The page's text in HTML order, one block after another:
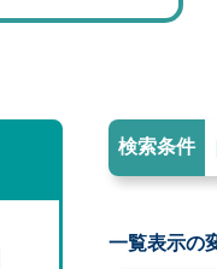
検索条件
一覧表示の